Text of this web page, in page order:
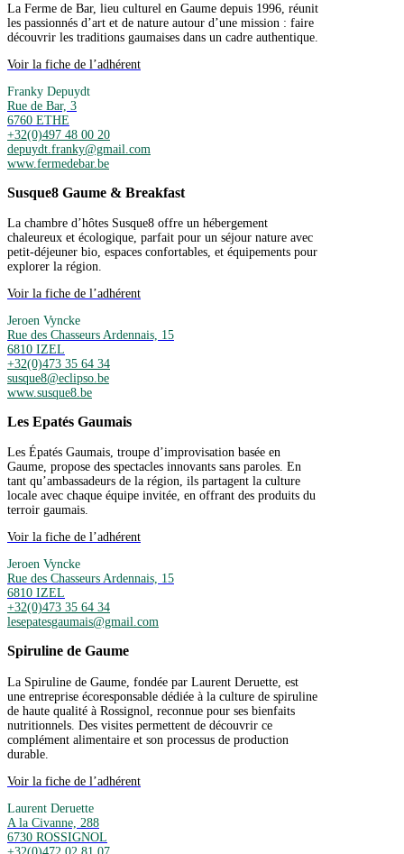
La Ferme de Bar, lieu culturel en Gaume depuis 1996, réunit
les passionnés d’art et de nature autour d’une mission : faire
découvrir les traditions gaumaises dans un cadre authentique.
Voir la fiche de l’adhérent
Franky Depuydt
Rue de Bar, 3
6760 ETHE
+32(0)497 48 00 20
depuydt.franky@gmail.com
www.fermedebar.be
Susque8 Gaume & Breakfast
La chambre d’hôtes Susque8 offre un hébergement
chaleureux et écologique, parfait pour un séjour nature avec
petit-déjeuner bio, espaces confortables, et équipements pour
explorer la région.
Voir la fiche de l’adhérent
Jeroen Vyncke
Rue des Chasseurs Ardennais, 15
6810 IZEL
+32(0)473 35 64 34
susque8@eclipso.be
www.susque8.be
Les Epatés Gaumais
Les Épatés Gaumais, troupe d’improvisation basée en
Gaume, propose des spectacles innovants sans paroles. En
tant qu’ambassadeurs de la région, ils partagent la culture
locale avec chaque équipe invitée, en offrant des produits du
terroir gaumais.
Voir la fiche de l’adhérent
Jeroen Vyncke
Rue des Chasseurs Ardennais, 15
6810 IZEL
+32(0)473 35 64 34
lesepatesgaumais@gmail.com
Spiruline de Gaume
La Spiruline de Gaume, fondée par Laurent Deruette, est
une entreprise écoresponsable dédiée à la culture de spiruline
de haute qualité à Rossignol, reconnue pour ses bienfaits
nutritionnels. Des visites permettent de découvrir ce
complément alimentaire et son processus de production
durable.
Voir la fiche de l’adhérent
Laurent Deruette
A la Civanne, 288
6730 ROSSIGNOL